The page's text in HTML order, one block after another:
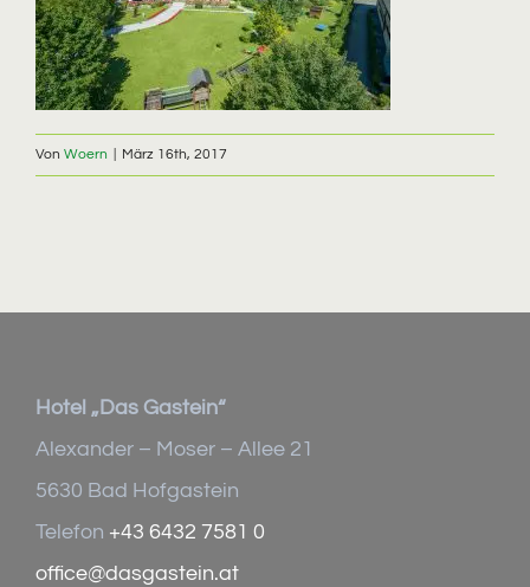
Von Woern März 16th, 2017
Hotel „Das Gastein“
Alexander – Moser – Allee 21
5630 Bad Hofgastein
Telefon +43 6432 7581 0
office@dasgastein.at